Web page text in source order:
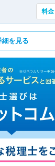
料
細を見る